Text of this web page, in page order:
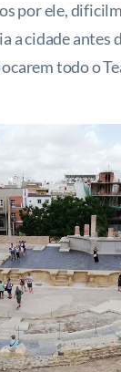
por ele,
a cidade antes
todo o